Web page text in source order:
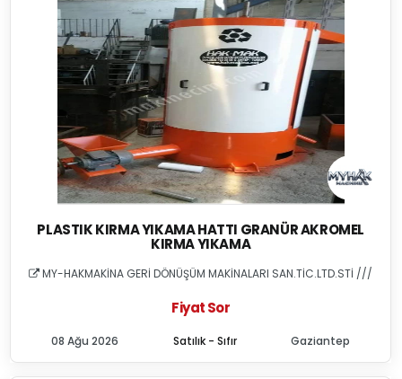
PLASTIK KIRMA YIKAMA HATTI GRANÜR AKROMEL
KIRMA YIKAMA
MY-HAKMAKİNA GERİ DÖNÜŞÜM MAKİNALARI SAN.TİC.LTD.STİ ///
Fiyat Sor
Satılık - Sıfır
08 Ağu 2026 Gaziantep